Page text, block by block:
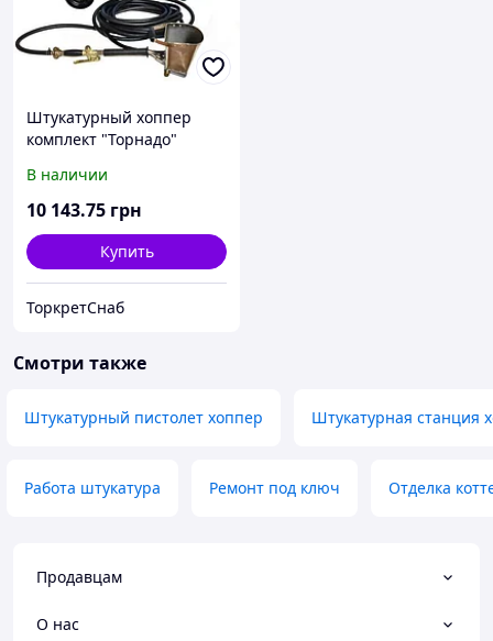
Штукатурный хоппер
комплект "Торнадо"
В наличии
10 143.75 грн
Купить
ТоркретСнаб
Смотри также
Штукатурный пистолет хоппер Штукатурная станция
Работа штукатура Ремонт под ключ Отделка
Продавцам
О нас